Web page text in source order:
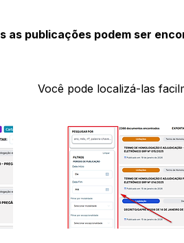
as publicações podem ser
Você pode localizá-las